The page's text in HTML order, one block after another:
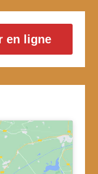
en ligne